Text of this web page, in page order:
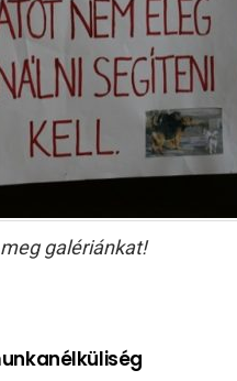
galériánkat!